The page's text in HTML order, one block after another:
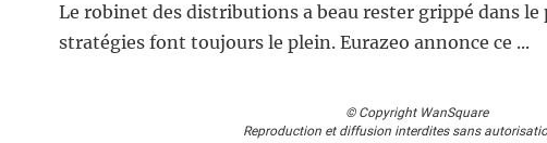
Le robinet des distributions a beau rester grippé dans
stratégies font toujours le plein. Eurazeo annonce ce ...
© Copyright WanSquare
Reproduction et diffusion interdites sans